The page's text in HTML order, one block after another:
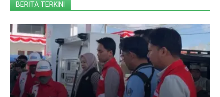
BERITA TERKINI